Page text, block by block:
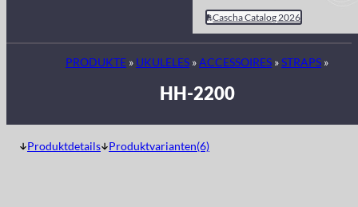
Cascha Catalog 2026
PRODUKTE » UKULELES »ACCESSOIRES »STRAPS »
HH-2200
Produktdetails Produktvarianten(6)